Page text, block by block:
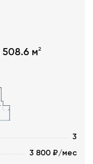
508.6 м2
3
3 800 ₽/мес